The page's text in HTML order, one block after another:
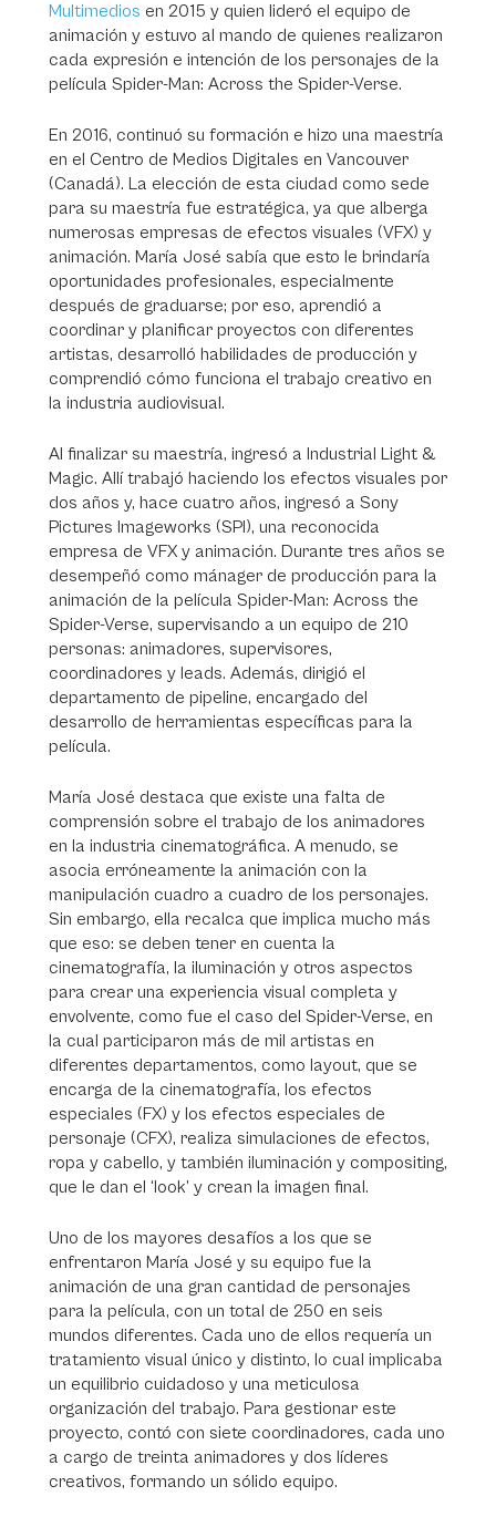
Multimedios en 2015 y quien lideró el equipo de
animación y estuvo al mando de quienes realizaron
cada expresión e intención de los personajes de la
película Spider-Man: Across the Spider-Verse.
En 2016, continuó su formación e hizo una maestría
en el Centro de Medios Digitales en Vancouver
(Canadá). La elección de esta ciudad como sede
para su maestría fue estratégica, ya que alberga
numerosas empresas de efectos visuales (VFX) y
animación. María José sabía que esto le brindaría
oportunidades profesionales, especialmente
después de graduarse; por eso, aprendió a
coordinar y planificar proyectos con diferentes
artistas, desarrolló habilidades de producción y
comprendió cómo funciona el trabajo creativo en
la industria audiovisual.
Al finalizar su maestría, ingresó a Industrial Light &
Magic. Allí trabajó haciendo los efectos visuales por
dos años y, hace cuatro años, ingresó a Sony
Pictures Imageworks (SPI), una reconocida
empresa de VFX y animación. Durante tres años se
desempeñó como mánager de producción para la
animación de la película Spider-Man: Across the
Spider-Verse, supervisando a un equipo de 210
personas: animadores, supervisores,
coordinadores y leads. Además, dirigió el
departamento de pipeline, encargado del
desarrollo de herramientas específicas para la
película.
María José destaca que existe una falta de
comprensión sobre el trabajo de los animadores
en la industria cinematográfica. A menudo, se
asocia erróneamente la animación con la
manipulación cuadro a cuadro de los personajes.
Sin embargo, ella recalca que implica mucho más
que eso: se deben tener en cuenta la
cinematografía, la iluminación y otros aspectos
para crear una experiencia visual completa y
envolvente, como fue el caso del Spider-Verse, en
la cual participaron más de mil artistas en
diferentes departamentos, como layout, que se
encarga de la cinematografía, los efectos
especiales (FX) y los efectos especiales de
personaje (CFX), realiza simulaciones de efectos,
ropa y cabello, y también iluminación y compositing,
que le dan el ‘look’ y crean la imagen final.
Uno de los mayores desafíos a los que se
enfrentaron María José y su equipo fue la
animación de una gran cantidad de personajes
para la película, con un total de 250 en seis
mundos diferentes. Cada uno de ellos requería un
tratamiento visual único y distinto, lo cual implicaba
un equilibrio cuidadoso y una meticulosa
organización del trabajo. Para gestionar este
proyecto, contó con siete coordinadores, cada uno
a cargo de treinta animadores y dos líderes
creativos, formando un sólido equipo.